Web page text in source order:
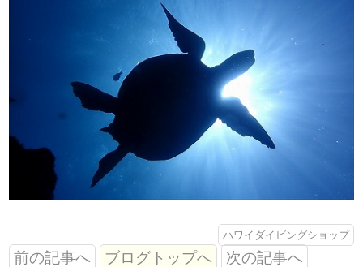
ハワイダイビングショップ
前の記事へ ブログトップへ 次の記事へ